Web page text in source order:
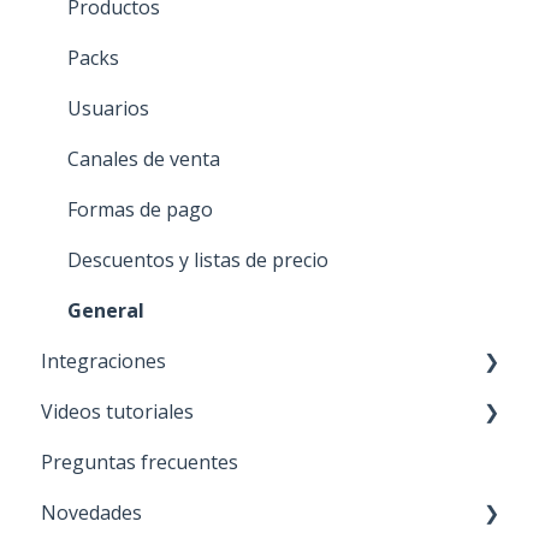
Impresión masiva
General
Productos
Packs
Usuarios
Canales de venta
Formas de pago
Descuentos y listas de precio
General
Integraciones
NUEVO 🚀 TiendaNube
Paris
Mercado libre
Videos tutoriales
General
APP móvil
Preguntas frecuentes
Novedades